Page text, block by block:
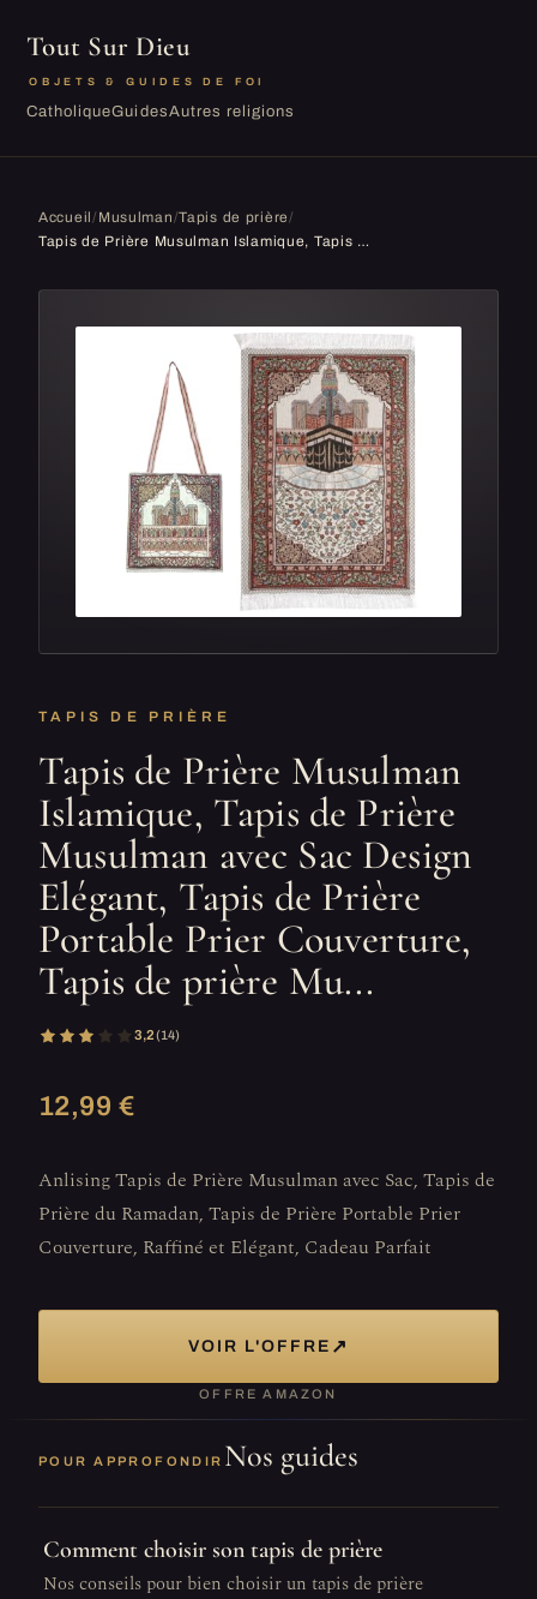
Tout Sur Dieu
OBJETS & GUIDES DE FOI
CatholiqueGuidesAutres religions
Accueil/ Musulman/Tapis de prière/
Tapis de Prière Musulman Islamique, Tapis de Prière Musulman avec Sac Design Elégant, Tapis de Prière Portable Prier Couverture, Tapis de prière Mu...
TAPIS DE PRIÈRE
Tapis de Prière Musulman
Islamique, Tapis de Prière
Musulman avec Sac Design
Elégant, Tapis de Prière
Portable Prier Couverture,
Tapis de prière Mu...
3,2(14)
12,99 €
Anlising Tapis de Prière Musulman avec Sac, Tapis de
Prière du Ramadan, Tapis de Prière Portable Prier
Couverture, Raffiné et Elégant, Cadeau Parfait
VOIR L'OFFRE ↗
OFFRE AMAZON
POUR APPROFONDIR Nos guides
Comment choisir son tapis de prière
Nos conseils pour bien choisir un tapis de prière